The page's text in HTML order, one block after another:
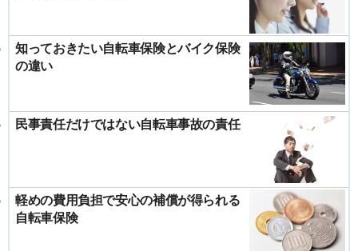
知っておきたい自転車保険とバイク保険
の違い
民事責任だけではない自転車事故の責任
軽めの費用負担で安心の補償が得られる
自転車保険